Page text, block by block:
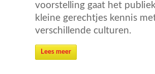
voorstelling gaat het
kleine gerechtjes kennis
verschillende culturen.
Lees meer